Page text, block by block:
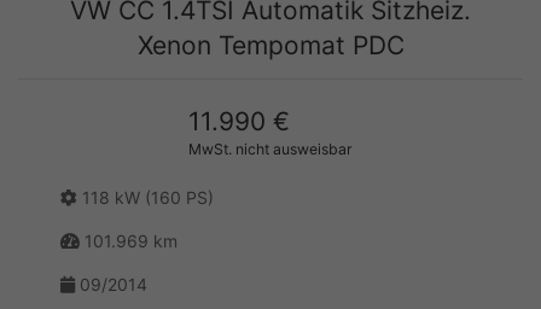
VW CC 1.4TSI Automatik Sitzheiz.
Xenon Tempomat PDC
11.990 €
MwSt. nicht ausweisbar
118 kW (160 PS)
101.969 km
09/2014